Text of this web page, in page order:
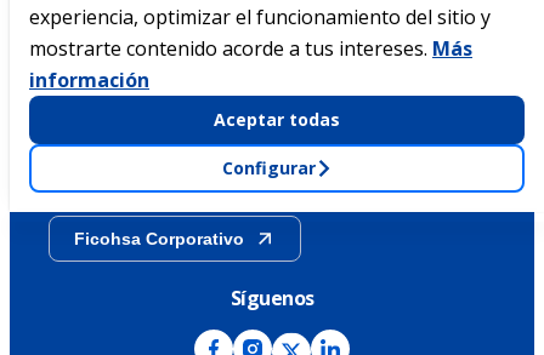
experiencia, optimizar el funcionamiento del sitio y
mostrarte contenido acorde a tus intereses. Más
información
Aceptar todas
Configurar
Acerca de Ficohsa
Sostenibilidad
Ficohsa Corporativo
Síguenos